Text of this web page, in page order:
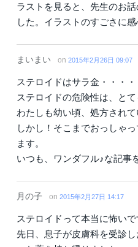
ラストを見ると、先生のお
した。イラストのすごさに感
まいまい on 2015年2月26日 09:07
ステロイドはサラ金・・・・
ステロイドの危険性は、とて
わたしも幼い頃、処方されて
しかし！そこまでおっしゃ
ます。
いつも、ワンダフル♪な記事
月の子 on 2015年2月27日 14:17
ステロイドって本当に怖いで
先日、息子が皮膚科を受診